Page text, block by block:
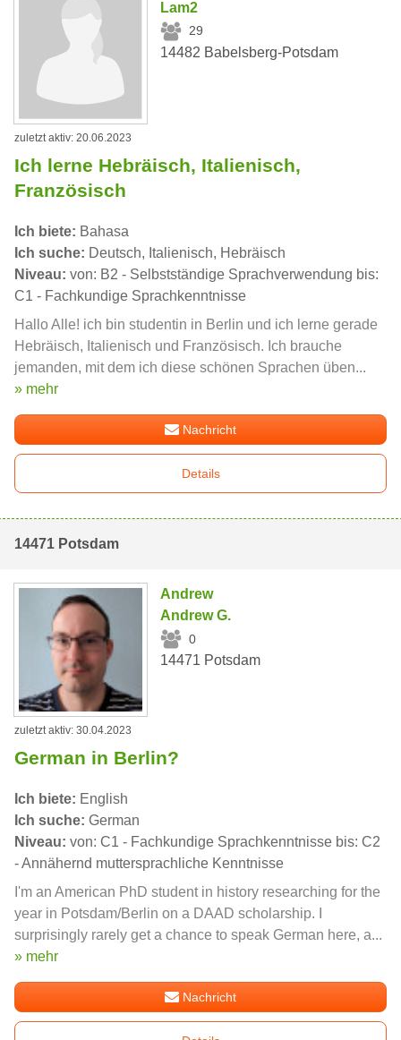
Lam2
29
14482 Babelsberg-Potsdam
zuletzt aktiv: 20.06.2023
Ich lerne Hebräisch, Italienisch,
Französisch
Ich biete: Bahasa
Ich suche: Deutsch, Italienisch, Hebräisch
Niveau: von: B2 - Selbstständige Sprachverwendung bis:
C1 - Fachkundige Sprachkenntnisse
Hallo Alle! ich bin studentin in Berlin und ich lerne gerade
Hebräisch, Italienisch und Französisch. Ich brauche
jemanden, mit dem ich diese schönen Sprachen üben...
» mehr
Nachricht
Details
14471 Potsdam
Andrew
Andrew G.
0
14471 Potsdam
zuletzt aktiv: 30.04.2023
German in Berlin?
Ich biete: English
Ich suche: German
Niveau: von: C1 - Fachkundige Sprachkenntnisse bis: C2
- Annähernd muttersprachliche Kenntnisse
I'm an American PhD student in history researching for the
year in Potsdam/Berlin on a DAAD scholarship. I
surprisingly rarely get a chance to speak German here, a...
» mehr
Nachricht